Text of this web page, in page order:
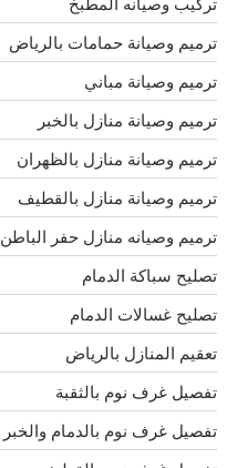
ترميم وصيانة حمامات بالرياض
ترميم وصيانة مباني
ترميم وصيانة منازل بالخبر
ترميم وصيانة منازل بالظهران
ترميم وصيانة منازل بالقطيف
ترميم وصيانه منازل حفر الباطن
تصليح سباكة الدمام
تصليح غسالات الدمام
تعقيم المنازل بالرياض
تفصيل غرف نوم بالثقبة
تفصيل غرف نوم بالدمام والخبر